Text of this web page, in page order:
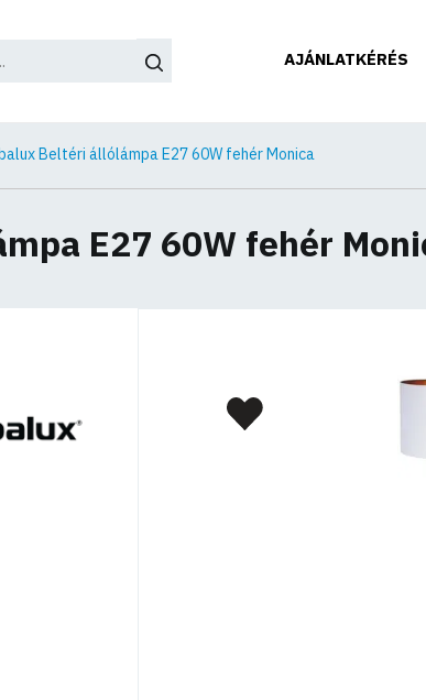
AJÁNLATKÉRÉS
Beltéri állólámpa E27 60W fehér Monica
E27 60W fehér